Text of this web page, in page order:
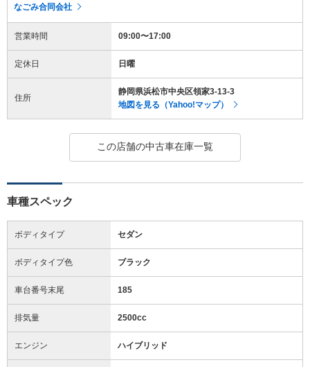
なごみ合同会社
営業時間 09:00〜17:00
定休日 日曜
住所
静岡県浜松市中央区領家3-13-3
地図を見る（Yahoo!マップ）
この店舗の中古車在庫一覧
車種スペック
ボディタイプ セダン
ボディタイプ色 ブラック
車台番号末尾 185
排気量 2500cc
エンジン ハイブリッド